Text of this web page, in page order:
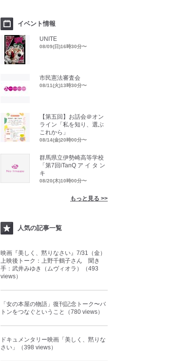
イベント情報
UNITE
08/09(日)16時30分〜
市民憲法審査会
08/11(火)13時30分〜
【第五回】お話会＠オン
ライン「私を知り、選ぶ
これから」
08/14(金)20時00分〜
群馬県立伊勢崎高等学校
「第7回iTanQ ア イ タ ン
キ
08/20(木)10時00分〜
もっと見る >>
人気の記事一覧
映画『美しく、黙りなさい』7/31（金）
上映後トーク：上野千鶴子さん 聞き
手：武井みゆき（ムヴィオラ）（493
views）
「女の本屋の物語」復刊記念トーク〜バ
トンをつなぐということ（780 views）
ドキュメンタリー映画「美しく、黙りな
さい」（398 views）